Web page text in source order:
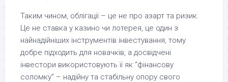
Таким чином, облігації – це не про азарт та ризик.
Це не ставка у казино чи лотерея, це один з
найнадійніших інструментів інвестування, тому
добре підходить для новачків, а досвідчені
інвестори використовують її як “фінансову
соломку” – надійну та стабільну опору свого